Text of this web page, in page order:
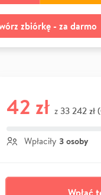
zbiórkę - za darmo
42 zł z 33 242 zł
Wpłaciły 3 osoby